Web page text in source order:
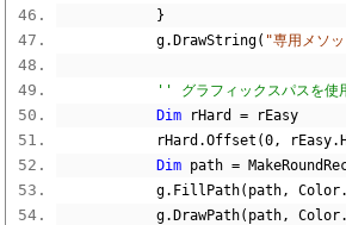
}
            g
. DrawString( "専用メソ
'' グラフィックスパスを使
Dim rHard = rEasy
            rHard
.Offset (0, rEasy.
Dim path =
            g
. FillPath( path, Color.
            g
. DrawPath( path, Color.